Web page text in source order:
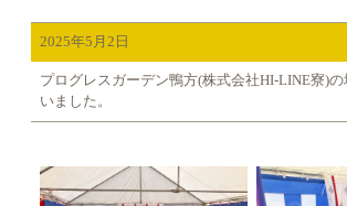
2025年5月2日
プログレスガーデン鴨方(株式会社HI-LINE寮)
いました。